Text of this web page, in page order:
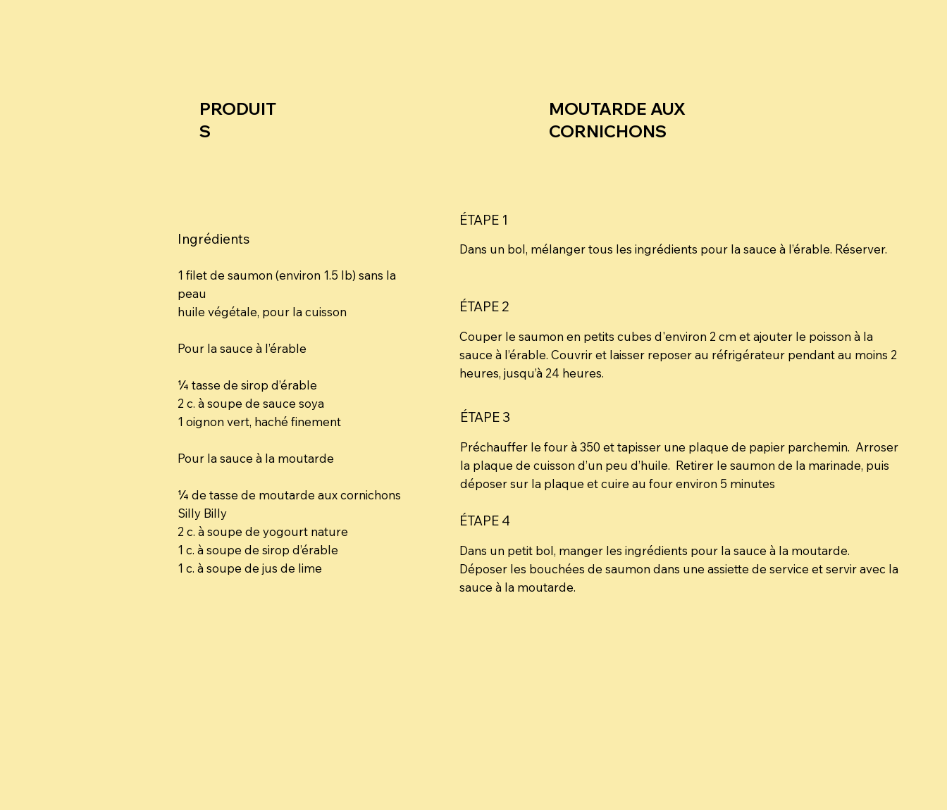
PRODUIT
S
MOUTARDE AUX
CORNICHONS
Ingrédients
1 filet de saumon (environ 1.5 lb) sans la
peau
huile végétale, pour la cuisson
Pour la sauce à l’érable
¼ tasse de sirop d’érable
2 c. à soupe de sauce soya
1 oignon vert, haché finement
Pour la sauce à la moutarde
¼ de tasse de moutarde aux cornichons
Silly Billy
2 c. à soupe de yogourt nature
1 c. à soupe de sirop d’érable
1 c. à soupe de jus de lime
ÉTAPE 1
Dans un bol, mélanger tous les ingrédients pour la sauce à l’érable. Réserver.
ÉTAPE 2
Couper le saumon en petits cubes d'environ 2 cm et ajouter le poisson à la
sauce à l’érable. Couvrir et laisser reposer au réfrigérateur pendant au moins 2
heures, jusqu’à 24 heures.
ÉTAPE 3
Préchauffer le four à 350 et tapisser une plaque de papier parchemin. Arroser
la plaque de cuisson d’un peu d’huile. Retirer le saumon de la marinade, puis
déposer sur la plaque et cuire au four environ 5 minutes
ÉTAPE 4
Dans un petit bol, manger les ingrédients pour la sauce à la moutarde.
Déposer les bouchées de saumon dans une assiette de service et servir avec la
sauce à la moutarde.